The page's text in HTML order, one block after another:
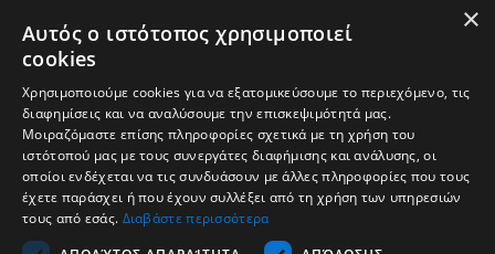
Company
×
Αυτός ο ιστότοπος χρησιμοποιεί
cookies
Χρησιμοποιούμε cookies για να εξατομικεύσουμε το περιεχόμενο, τις
διαφημίσεις και να αναλύσουμε την επισκεψιμότητά μας.
Μοιραζόμαστε επίσης πληροφορίες σχετικά με τη χρήση του
ιστότοπού μας με τους συνεργάτες διαφήμισης και ανάλυσης, οι
οποίοι ενδέχεται να τις συνδυάσουν με άλλες πληροφορίες που τους
έχετε παράσχει ή που έχουν συλλέξει από τη χρήση των υπηρεσιών
τους από εσάς. Διαβάστε περισσότερα